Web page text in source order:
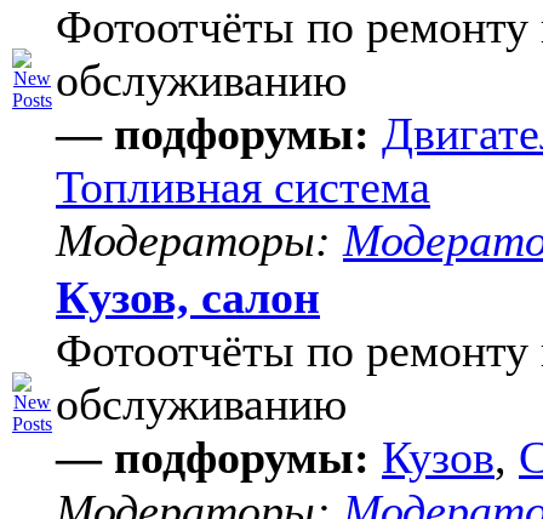
Фотоотчёты по ремонту
обслуживанию
— подфорумы:
Топливная система
Модераторы:
Кузов, салон
Фотоотчёты по ремонту
обслуживанию
— подфорумы: Кузов,